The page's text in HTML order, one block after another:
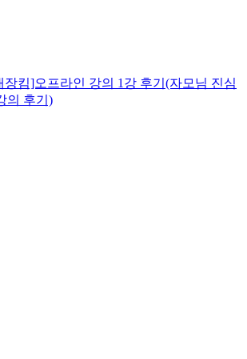
장킴]오프라인 강의 1강 후기(자모님 진심
의 후기)